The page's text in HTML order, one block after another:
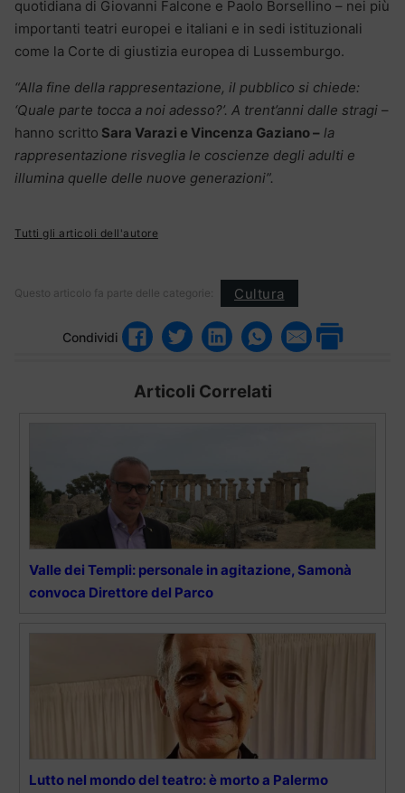
quotidiana di Giovanni Falcone e Paolo Borsellino – nei più
importanti teatri europei e italiani e in sedi istituzionali
come la Corte di giustizia europea di Lussemburgo.
“Alla fine della rappresentazione, il pubblico si chiede:
‘Quale parte tocca a noi adesso?’. A trent’anni dalle stragi –
hanno scritto Sara Varazi e Vincenza Gaziano – la
rappresentazione risveglia le coscienze degli adulti e
illumina quelle delle nuove generazioni”.
Tutti gli articoli dell'autore
Questo articolo fa parte delle categorie: Cultura
Condividi
Articoli Correlati
Valle dei Templi: personale in agitazione, Samonà
convoca Direttore del Parco
Lutto nel mondo del teatro: è morto a Palermo